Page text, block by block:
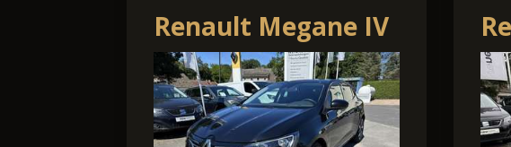
Renault Megane IV
1.2 TCe 130 BOSE-
Edition